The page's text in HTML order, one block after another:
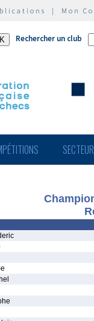
| Mon
Rechercher un club